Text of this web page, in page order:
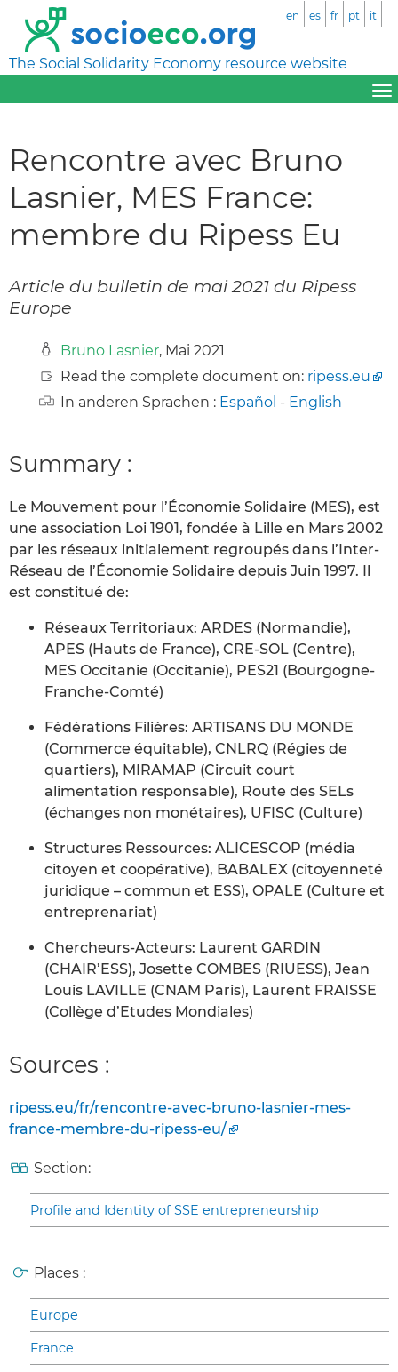
The Social Solidarity Economy resource website
en es fr pt it
Rencontre avec Bruno
Lasnier, MES France:
membre du Ripess Eu
Article du bulletin de mai 2021 du Ripess
Europe
Bruno Lasnier, Mai 2021
Read the complete document on: ripess.eu
In anderen Sprachen : Español - English
Summary :
Le Mouvement pour l’Économie Solidaire (MES), est
une association Loi 1901, fondée à Lille en Mars 2002
par les réseaux initialement regroupés dans l’Inter-
Réseau de l’Économie Solidaire depuis Juin 1997. Il
est constitué de:
Réseaux Territoriaux: ARDES (Normandie),
APES (Hauts de France), CRE-SOL (Centre),
MES Occitanie (Occitanie), PES21 (Bourgogne-
Franche-Comté)
Fédérations Filières: ARTISANS DU MONDE
(Commerce équitable), CNLRQ (Régies de
quartiers), MIRAMAP (Circuit court
alimentation responsable), Route des SELs
(échanges non monétaires), UFISC (Culture)
Structures Ressources: ALICESCOP (média
citoyen et coopérative), BABALEX (citoyenneté
juridique – commun et ESS), OPALE (Culture et
entreprenariat)
Chercheurs-Acteurs: Laurent GARDIN
(CHAIR’ESS), Josette COMBES (RIUESS), Jean
Louis LAVILLE (CNAM Paris), Laurent FRAISSE
(Collège d’Etudes Mondiales)
Sources :
ripess.eu/fr/rencontre-avec-bruno-lasnier-mes-
france-membre-du-ripess-eu/
Section:
Profile and Identity of SSE entrepreneurship
Places :
Europe
France